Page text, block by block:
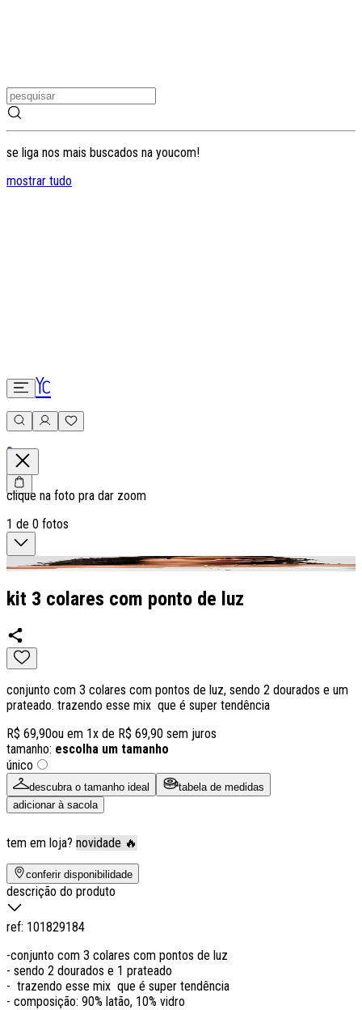
se liga nos mais buscados na youcom!
mostrar tudo
0
clique na foto pra dar zoom
1 de 0 fotos
kit 3 colares com ponto de luz
conjunto com 3 colares com pontos de luz, sendo 2 dourados e um
prateado. trazendo esse mix que é super tendência
R$ 69,90ou em 1x de R$ 69,90 sem juros
tamanho: escolha um tamanho
único
descubra o tamanho ideal
tabela de medidas
adicionar à sacola
tem em loja? novidade 🔥
conferir disponibilidade
descrição do produto
ref: 101829184
-conjunto com 3 colares com pontos de luz
- sendo 2 dourados e 1 prateado
- trazendo esse mix que é super tendência
- composição: 90% latão, 10% vidro